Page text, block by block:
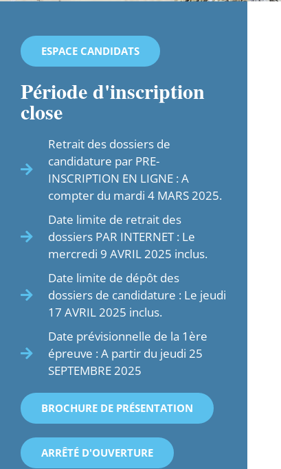
ESPACE CANDIDATS
Période d'inscription
close
Retrait des dossiers de
candidature par PRE-
INSCRIPTION EN LIGNE : A
compter du mardi 4 MARS 2025.
Date limite de retrait des
dossiers PAR INTERNET : Le
mercredi 9 AVRIL 2025 inclus.
Date limite de dépôt des
dossiers de candidature : Le jeudi
17 AVRIL 2025 inclus.
Date prévisionnelle de la 1ère
épreuve : A partir du jeudi 25
SEPTEMBRE 2025
BROCHURE DE PRÉSENTATION
ARRÊTÉ D'OUVERTURE